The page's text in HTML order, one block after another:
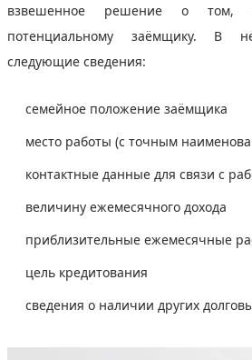
взвешенное решение о том,
потенциальному заёмщику. В
следующие сведения:
семейное положение заёмщика
место работы (с точным
контактные данные для связи с
величину ежемесячного дохода
приблизительные ежемесячные
цель кредитования
сведения о наличии других